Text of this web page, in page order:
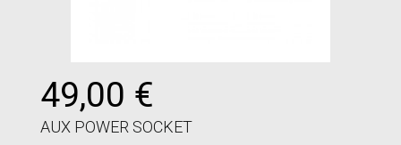
49,00 €
AUX POWER SOCKET